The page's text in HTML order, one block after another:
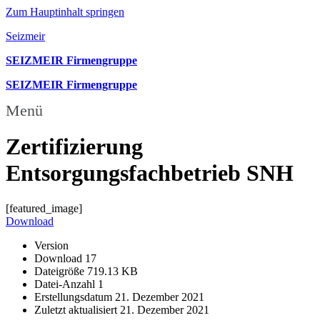
Zum Hauptinhalt springen
Seizmeir
SEIZMEIR Firmengruppe
SEIZMEIR Firmengruppe
Menü
Zertifizierung
Entsorgungsfachbetrieb SNH
[featured_image]
Download
Version
Download 17
Dateigröße 719.13 KB
Datei-Anzahl 1
Erstellungsdatum 21. Dezember 2021
Zuletzt aktualisiert 21. Dezember 2021